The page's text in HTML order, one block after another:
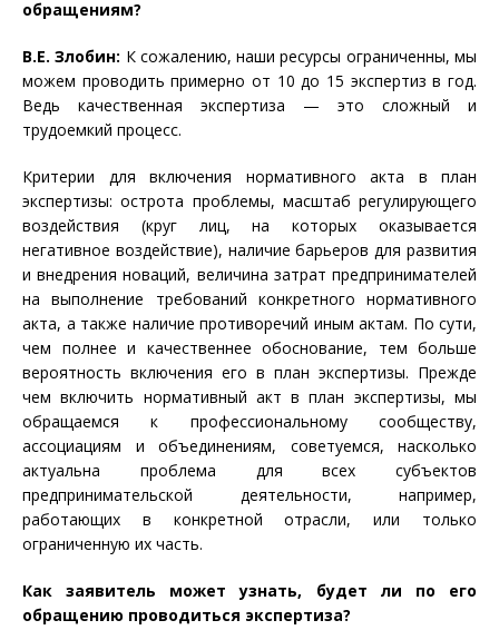
обращениям?
В.Е. Злобин: К сожалению, наши ресурсы ограниченны, мы
можем проводить примерно от 10 до 15 экспертиз в год.
Ведь качественная экспертиза — это сложный и
трудоемкий процесс.
Критерии для включения нормативного акта в план
экспертизы: острота проблемы, масштаб регулирующего
воздействия (круг лиц, на которых оказывается
негативное воздействие), наличие барьеров для развития
и внедрения новаций, величина затрат предпринимателей
на выполнение требований конкретного нормативного
акта, а также наличие противоречий иным актам. По сути,
чем полнее и качественнее обоснование, тем больше
вероятность включения его в план экспертизы. Прежде
чем включить нормативный акт в план экспертизы, мы
обращаемся к профессиональному сообществу,
ассоциациям и объединениям, советуемся, насколько
актуальна проблема для всех субъектов
предпринимательской деятельности, например,
работающих в конкретной отрасли, или только
ограниченную их часть.
Как заявитель может узнать, будет ли по его
обращению проводиться экспертиза?